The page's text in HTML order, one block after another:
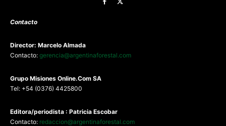
Contacto
Director: Marcelo Almada
Contacto: gerencia@argentinaforestal.com
Grupo Misiones Online.Com SA
Tel: +54 (0376) 4425800
Editora/periodista : Patricia Escobar
Contacto: redaccion@argentinaforestal.com